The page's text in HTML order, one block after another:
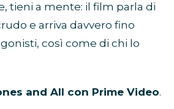
tieni a mente: il film parla di
e arriva davvero fino
così come di chi lo
and All con Prime Video.